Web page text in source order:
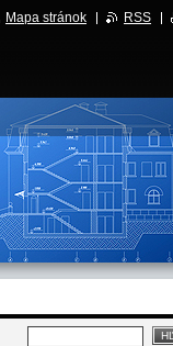
Mapa stránok RSS